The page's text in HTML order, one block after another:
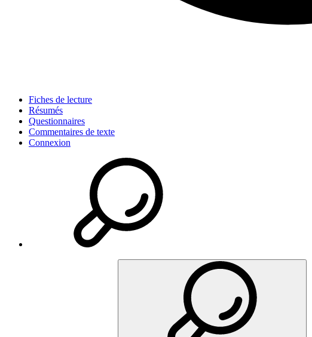
Fiches de lecture
Résumés
Questionnaires
Commentaires de texte
Connexion